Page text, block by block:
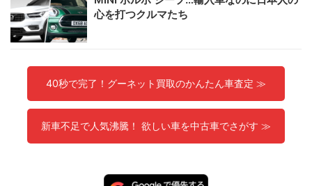
心を打つクルマたち
40秒で完了！グーネット買取のかんたん車査定 ≫
新車不足で人気沸騰！ 欲しい車を中古車でさがす ≫